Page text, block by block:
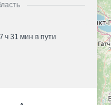
ч 31 мин в пути